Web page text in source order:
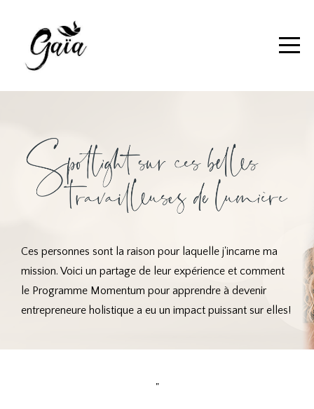
Ces personnes sont la raison pour laquelle j'incarne ma
mission. Voici un partage de leur expérience et comment
le Programme Momentum pour apprendre à devenir
entrepreneure holistique a eu un impact puissant sur elles!
Témoignages
"